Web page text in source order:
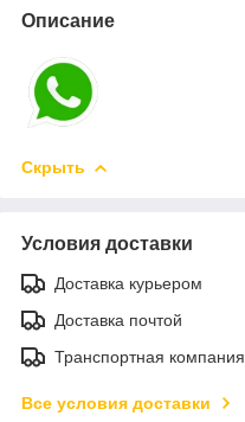
Описание
Скрыть
Условия доставки
Доставка курьером
Доставка почтой
Транспортная компания
Все условия доставки